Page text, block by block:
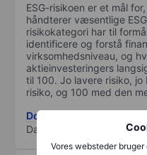
Vores websteder
ESG-risikoen er et mål
håndterer væsentlige
risikokategori har til
identificere og forstå
virksomhedsniveau, og
aktieinvesteringers
til 100. Jo lavere risiko,
risiko, og 100 med den
Download ESG-
Data provided by